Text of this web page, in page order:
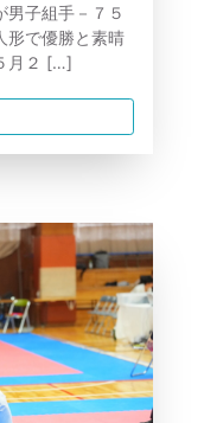
男子組手－７５
形で優勝と素晴
月２ […]